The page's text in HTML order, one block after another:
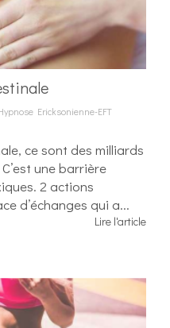
Ericksonienne-EFT
ce sont des milliards
une barrière
2 actions
d’échanges qui a...
Lire l'article